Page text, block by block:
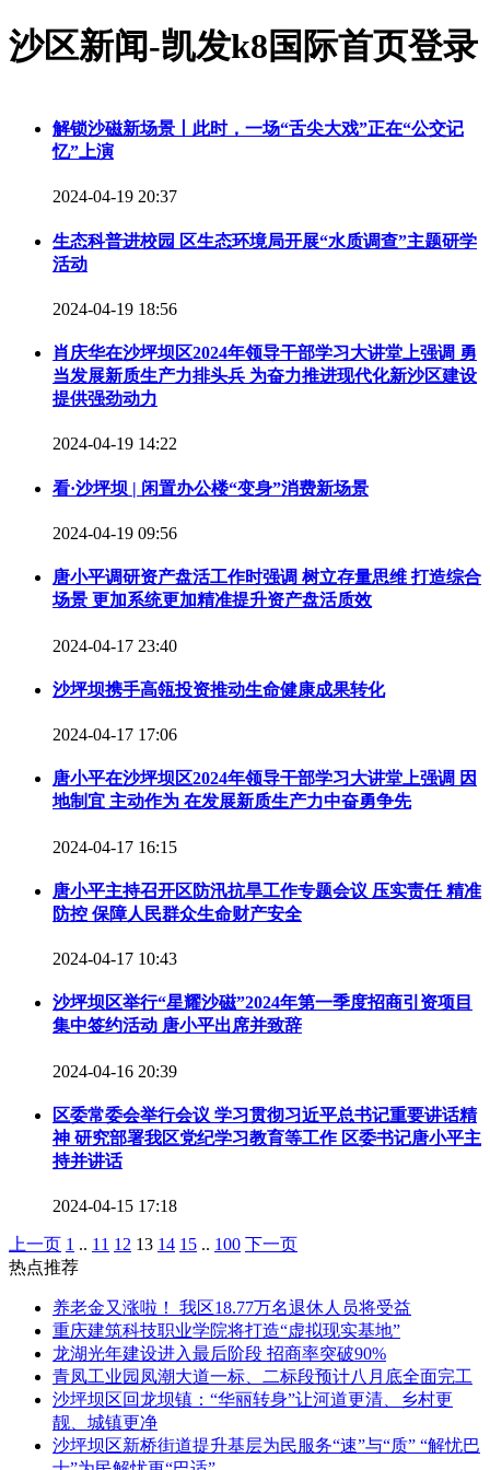
沙区新闻-凯发k8国际首页登录
解锁沙磁新场景丨此时，一场“舌尖大戏”正在“公交记
忆”上演
2024-04-19 20:37
生态科普进校园 区生态环境局开展“水质调查”主题研学
活动
2024-04-19 18:56
肖庆华在沙坪坝区2024年领导干部学习大讲堂上强调 勇
当发展新质生产力排头兵 为奋力推进现代化新沙区建设
提供强劲动力
2024-04-19 14:22
看·沙坪坝 | 闲置办公楼“变身”消费新场景
2024-04-19 09:56
唐小平调研资产盘活工作时强调 树立存量思维 打造综合
场景 更加系统更加精准提升资产盘活质效
2024-04-17 23:40
沙坪坝携手高瓴投资推动生命健康成果转化
2024-04-17 17:06
唐小平在沙坪坝区2024年领导干部学习大讲堂上强调 因
地制宜 主动作为 在发展新质生产力中奋勇争先
2024-04-17 16:15
唐小平主持召开区防汛抗旱工作专题会议 压实责任 精准
防控 保障人民群众生命财产安全
2024-04-17 10:43
沙坪坝区举行“星耀沙磁”2024年第一季度招商引资项目
集中签约活动 唐小平出席并致辞
2024-04-16 20:39
区委常委会举行会议 学习贯彻习近平总书记重要讲话精
神 研究部署我区党纪学习教育等工作 区委书记唐小平主
持并讲话
2024-04-15 17:18
上一页 1 .. 11 12 13 14 15 .. 100 下一页
热点推荐
养老金又涨啦！ 我区18.77万名退休人员将受益
重庆建筑科技职业学院将打造“虚拟现实基地”
龙湖光年建设进入最后阶段 招商率突破90%
青凤工业园凤潮大道一标、二标段预计八月底全面完工
沙坪坝区回龙坝镇：“华丽转身”让河道更清、乡村更
靓、城镇更净
沙坪坝区新桥街道提升基层为民服务“速”与“质” “解忧巴